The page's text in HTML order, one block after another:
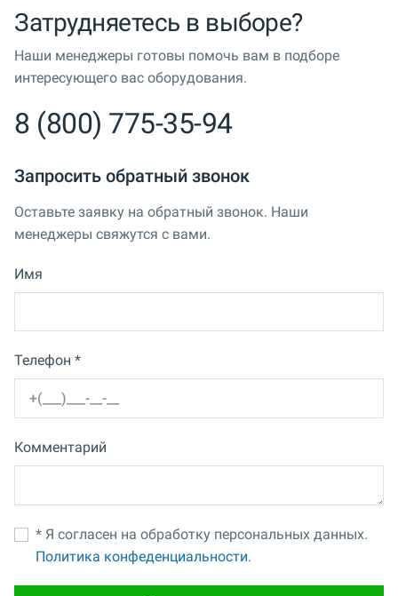
Затрудняетесь в выборе?
Наши менеджеры готовы помочь вам в подборе
интересующего вас оборудования.
8 (800) 775-35-94
Запросить обратный звонок
Оставьте заявку на обратный звонок. Наши
менеджеры свяжутся с вами.
Имя
Телефон *
Комментарий
* Я согласен на обработку персональных данных.
Политика конфеденциальности.